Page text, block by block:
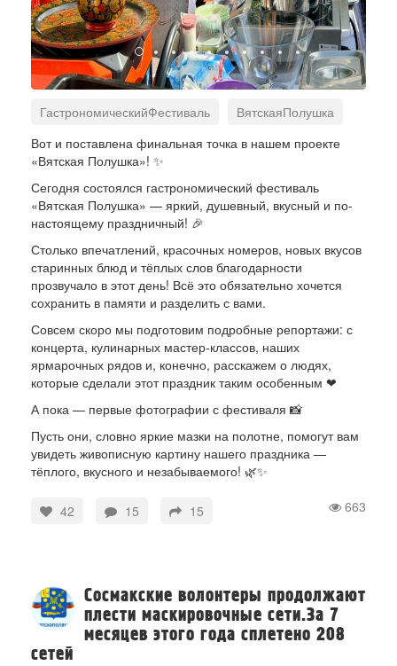
ГастрономическийФестиваль
ВятскаяПолушка
ПФКИ
Вот и поставлена финальная точка в нашем проекте
«Вятская Полушка»! ✨
Сегодня состоялся гастрономический фестиваль
«Вятская Полушка» — яркий, душевный, вкусный и по-
настоящему праздничный! 🎉
Столько впечатлений, красочных номеров, новых вкусов
старинных блюд и тёплых слов благодарности
прозвучало в этот день! Всё это обязательно хочется
сохранить в памяти и разделить с вами.
Совсем скоро мы подготовим подробные репортажи: с
концерта, кулинарных мастер-классов, наших
ярмарочных рядов и, конечно, расскажем о людях,
которые сделали этот праздник таким особенным ❤
А пока — первые фотографии с фестиваля 📸
Пусть они, словно яркие мазки на полотне, помогут вам
увидеть живописную картину нашего праздника —
тёплого, вкусного и незабываемого! 🌿✨
663
42 15 15
Сосмакские волонтеры продолжают
плести маскировочные сети.За 7
месяцев этого года сплетено 208
сетей